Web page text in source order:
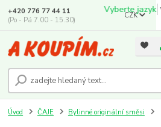
Vyberte jazyk
CZK
+420 776 77 44 11
(Po - Pá 7.00 - 15.30)
Úvod ČAJE Bylinné originální směsi